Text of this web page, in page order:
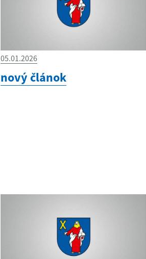
05.01.2026
nový článok